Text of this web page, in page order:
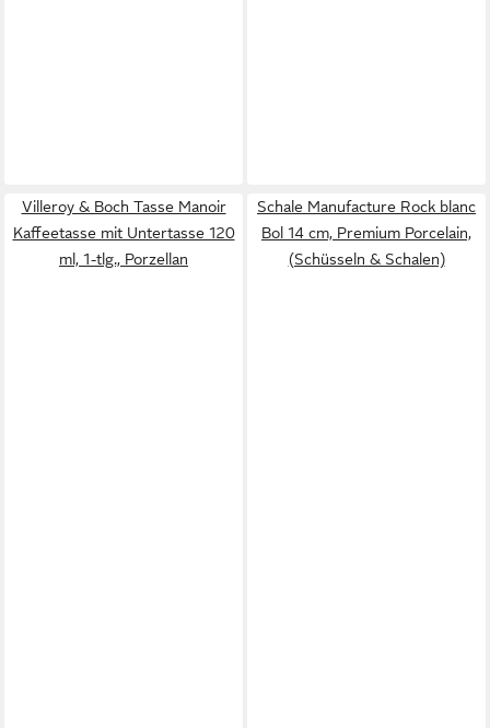
Villeroy & Boch Tasse Manoir
Kaffeetasse mit Untertasse 120
ml, 1-tlg., Porzellan
Schale Manufacture Rock blanc
Bol 14 cm, Premium Porcelain,
(Schüsseln & Schalen)